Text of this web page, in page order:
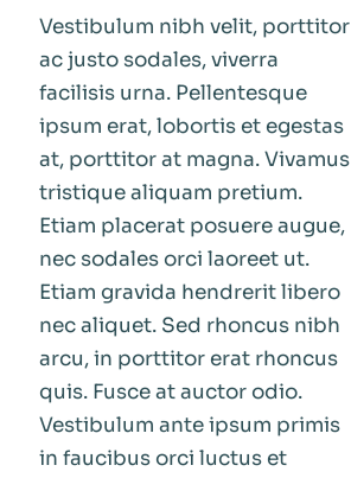
Vestibulum nibh velit, porttitor
ac justo sodales, viverra
facilisis urna. Pellentesque
ipsum erat, lobortis et egestas
at, porttitor at magna. Vivamus
tristique aliquam pretium.
Etiam placerat posuere augue,
nec sodales orci laoreet ut.
Etiam gravida hendrerit libero
nec aliquet. Sed rhoncus nibh
arcu, in porttitor erat rhoncus
quis. Fusce at auctor odio.
Vestibulum ante ipsum primis
in faucibus orci luctus et